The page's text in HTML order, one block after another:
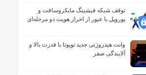
توقف شبکه فیشینگ مایکروسافت و
یوروپل با عبور از احراز هویت دو مرحله‌ای
وانت هیدروژنی جدید تویوتا با قدرت بالا و
آلایندگی صفر